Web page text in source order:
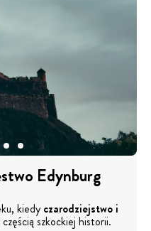
Edynburg
kiedyczarodziejstwo i
częścią szkockiej historii.